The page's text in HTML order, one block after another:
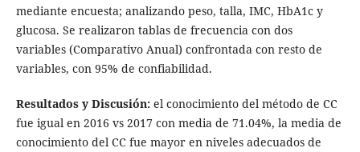
mediante encuesta; analizando peso, talla, IMC, HbA1c y
glucosa. Se realizaron tablas de frecuencia con dos
variables (Comparativo Anual) confrontada con resto de
variables, con 95% de confiabilidad.
Resultados y Discusión:el conocimiento del método de CC
fue igual en 2016 vs 2017 con media de 71.04%, la media de
conocimiento del CC fue mayor en niveles adecuados de